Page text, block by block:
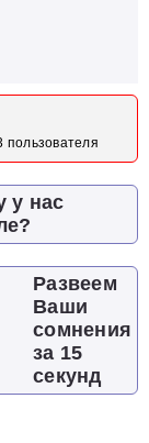
пользователя
у нас
Развеем
Ваши
сомнения
за 15
секунд